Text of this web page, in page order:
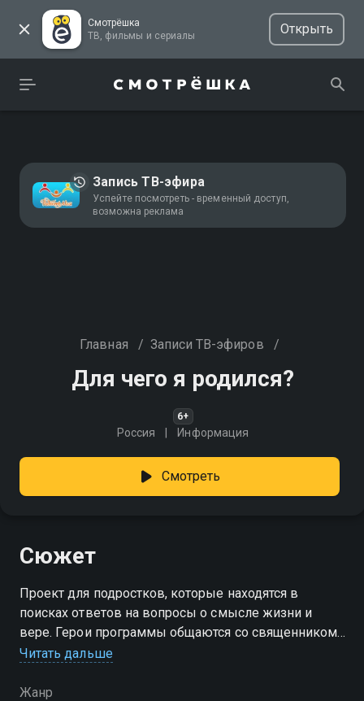
Смотрёшка
ТВ, фильмы и сериалы
Открыть
Запись ТВ-эфира
Успейте посмотреть - временный доступ,
возможна реклама
Главная / Записи ТВ-эфиров /
Для чего я родился?
6+
Россия Информация
Смотреть
Сюжет
Проект для подростков, которые находятся в
поисках ответов на вопросы о смысле жизни и
вере. Герои программы общаются со священником,
пытаясь разобраться в своём месте в этом мире и в
Читать дальше
Жанр